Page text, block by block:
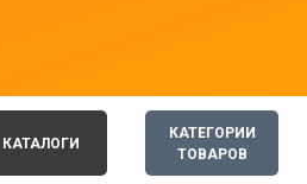
КАТЕГОРИИ
ТОВАРОВ
КАТАЛОГИ